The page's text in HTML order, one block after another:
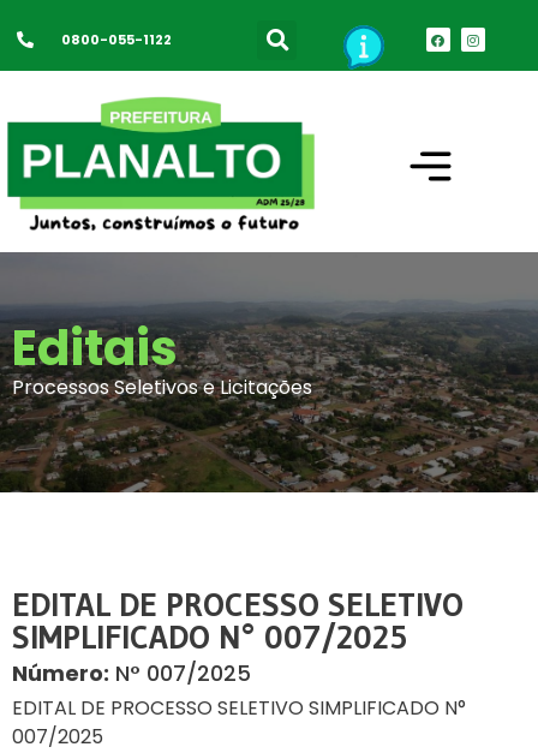
0800-055-1122
Editais
Processos Seletivos e Licitações
EDITAL DE PROCESSO SELETIVO
SIMPLIFICADO N° 007/2025
Número: N° 007/2025
EDITAL DE PROCESSO SELETIVO SIMPLIFICADO N°
007/2025